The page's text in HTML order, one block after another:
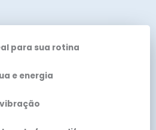
para sua rotina
e energia